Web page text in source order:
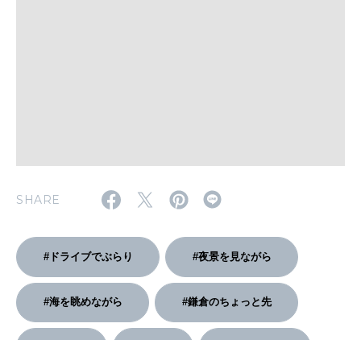
2026年9月号「北海道 おいしく遊ぶ、夏のご褒美旅。」
2026年8月号『お茶の時間です。』
2026年7月号「鎌倉 ローカルが 教えてくれた 本当の歩き方。」
2026年6月号「大銀座 トレンドが生まれる 新しい一流店へ。」
MAGAZINE MOOK
SHARE
#ドライブでぶらり #夜景を見ながら
#海を眺めながら #鎌倉のちょっと先